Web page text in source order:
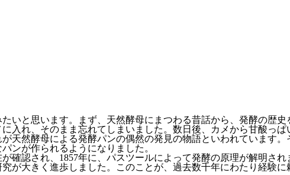
いと思います。まず、天然酵母にまつわる昔話から、発酵の歴史
入れ、そのまま忘れてしまいました。数日後、カメから甘酸っ
天然酵母による発酵パンの偶然の発見の物語といわれています
ンが作られるようになりました。
確認され、1857年に、パスツールによって発酵の原理が解明さ
が大きく進歩しました。このことが、過去数千年にわたり経験